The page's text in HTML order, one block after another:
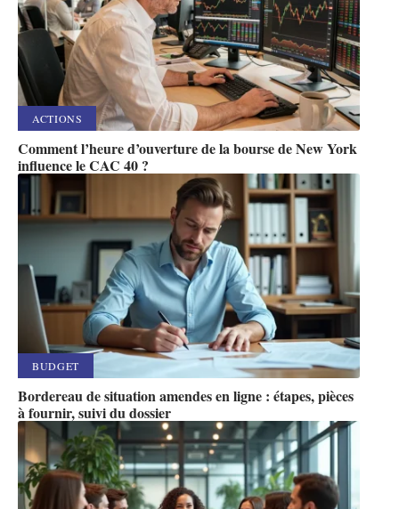
ACTIONS
Comment l’heure d’ouverture de la bourse de New York
influence le CAC 40 ?
BUDGET
Bordereau de situation amendes en ligne : étapes, pièces
à fournir, suivi du dossier